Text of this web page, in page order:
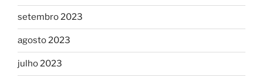
setembro 2023
agosto 2023
julho 2023